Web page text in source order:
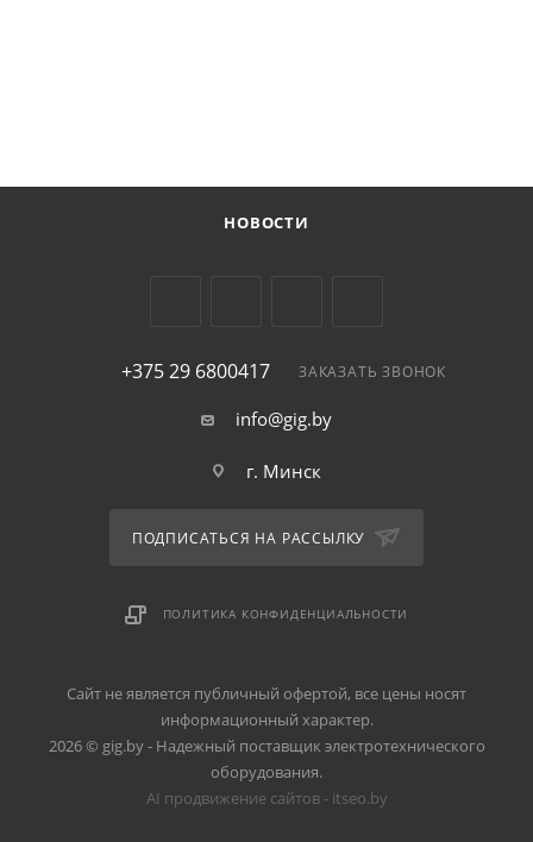
НОВОСТИ
+375 29 6800417 ЗАКАЗАТЬ ЗВОНОК
info@gig.by
г. Минск
ПОДПИСАТЬСЯ НА РАССЫЛКУ
ПОЛИТИКА КОНФИДЕНЦИАЛЬНОСТИ
Сайт не является публичный офертой, все цены носят
информационный характер.
2026 © gig.by - Надежный поставщик электротехнического
оборудования.
AI продвижение сайтов - itseo.by